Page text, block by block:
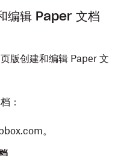
编辑 Paper 文档
版创建和编辑 Paper 文
：
。
。